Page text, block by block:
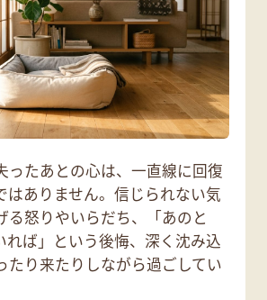
ったあとの心は、一直線に回復
はありません。信じられない気
る怒りやいらだち、「あのと
れば」という後悔、深く沈み込
たり来たりしながら過ごしてい